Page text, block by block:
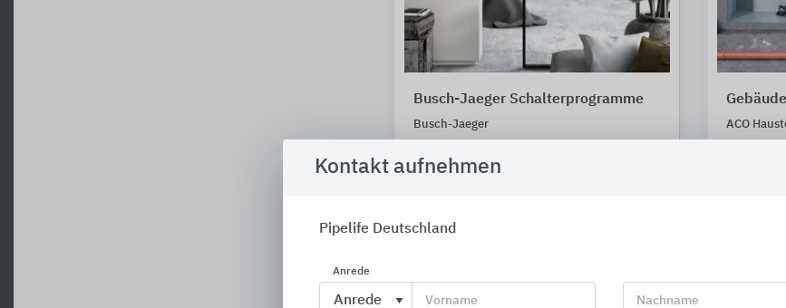
Busch-Jaeger Schalterprogramme
Busch-Jaeger ACO
Kontakt aufnehmen
Pipelife Deutschland
Anrede
Vorname Nachname